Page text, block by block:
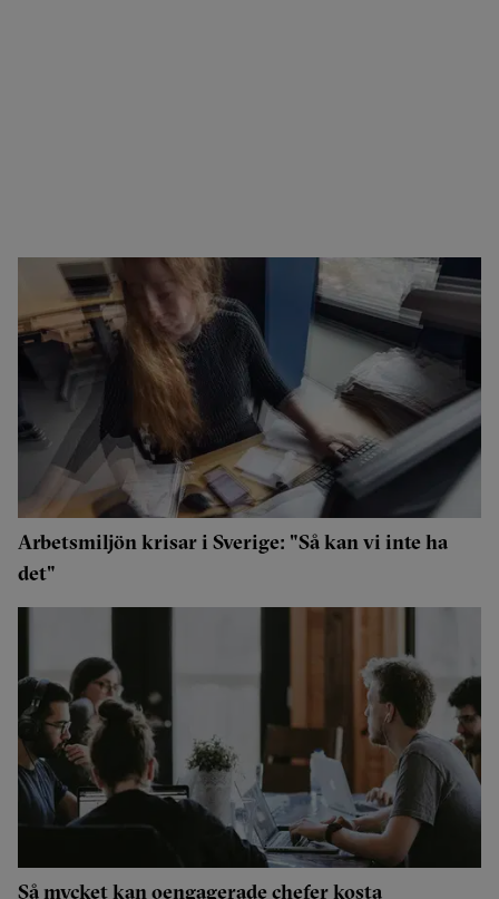
Arbetsmiljön krisar i Sverige: "Så kan vi inte ha
det"
Så mycket kan oengagerade chefer kosta